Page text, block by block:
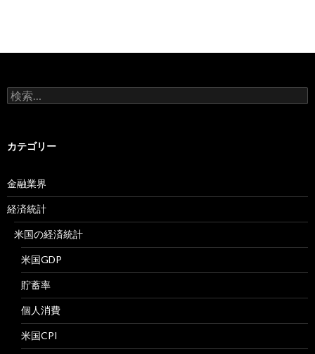
検
索:
カテゴリー
金融業界
経済統計
米国の経済統計
米国GDP
貯蓄率
個人消費
米国CPI